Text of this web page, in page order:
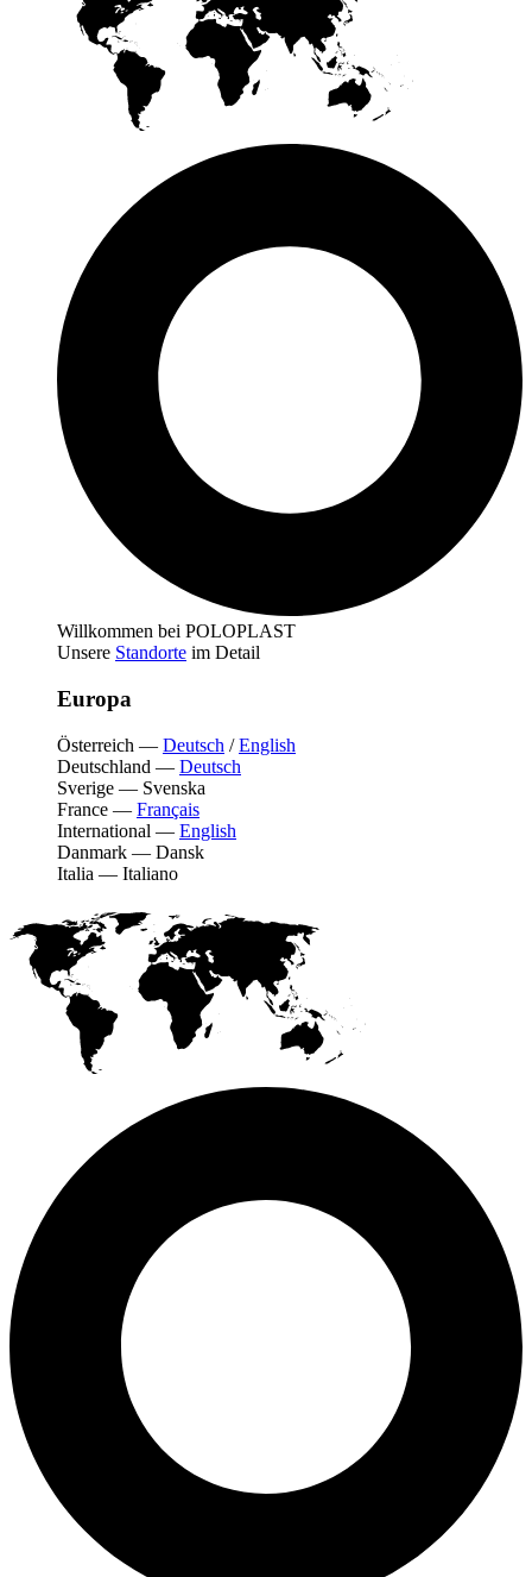
Willkommen bei POLOPLAST
Unsere Standorte im Detail
Europa
Österreich — Deutsch /English
Deutschland — Deutsch
Sverige — Svenska
France — Français
International — English
Danmark — Dansk
Italia — Italiano